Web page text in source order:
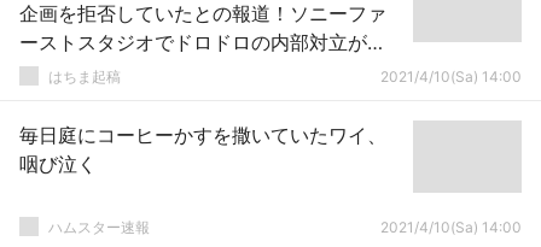
企画を拒否していたとの報道！ソニーファ
ーストスタジオでドロドロの内部対立が…
はちま起稿 2021/4/10(Sa) 14:00
毎日庭にコーヒーかすを撒いていたワイ、
咽び泣く
ハムスター速報 2021/4/10(Sa) 14:00